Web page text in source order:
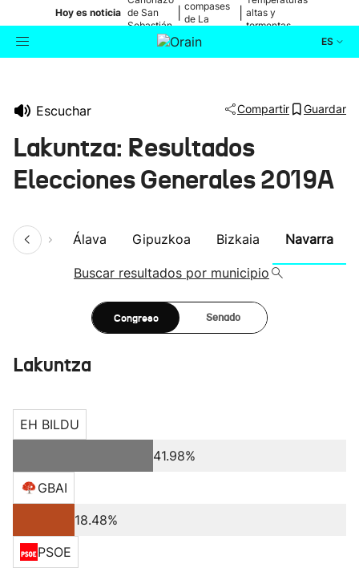
Hoy es noticia de San
Sebastián
compases
de La
altas y
tormentas
ES
Escuchar Compartir Guardar
Lakuntza: Resultados
Elecciones Generales 2019A
Álava Gipuzkoa Bizkaia Navarra
Buscar resultados por municipio
Congreso Senado
Lakuntza
EH BILDU
41.98%
GBAI
18.48%
PSOE